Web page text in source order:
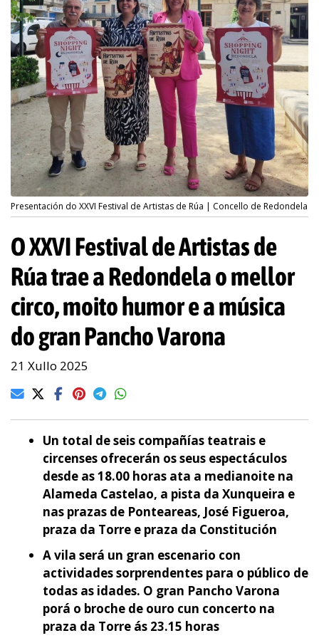
Presentación do XXVI Festival de Artistas de Rúa | Concello de Redondela
O XXVI Festival de Artistas de
Rúa trae a Redondela o mellor
circo, moito humor e a música
do gran Pancho Varona
21 Xullo 2025
Un total de seis compañías teatrais e
circenses ofrecerán os seus espectáculos
desde as 18.00 horas ata a medianoite na
Alameda Castelao, a pista da Xunqueira e
nas prazas de Ponteareas, José Figueroa,
praza da Torre e praza da Constitución
A vila será un gran escenario con
actividades sorprendentes para o público de
todas as idades. O gran Pancho Varona
porá o broche de ouro cun concerto na
praza da Torre ás 23.15 horas